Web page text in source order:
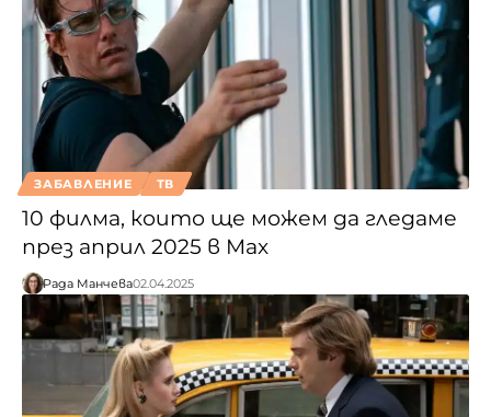
ЗАБАВЛЕНИЕ ТВ
10 филма, които ще можем да гледаме
през април 2025 в Max
Рада Манчева02.04.2025